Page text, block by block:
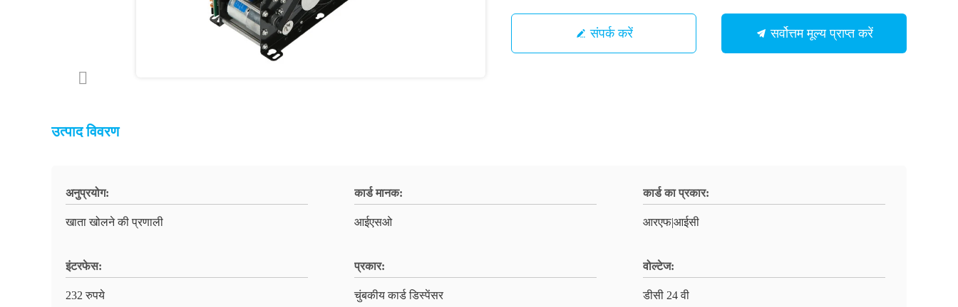
संपर्क करें सर्वोत्तम मूल्य प्राप्त करें
उत्पाद विवरण
अनुप्रयोग:
खाता खोलने की प्रणाली
कार्ड मानक:
आईएसओ
कार्ड का प्रकार:
आरएफ|आईसी
इंटरफेस:
232 रुपये
प्रकार:
चुंबकीय कार्ड डिस्पेंसर
वोल्टेज:
डीसी 24 वी